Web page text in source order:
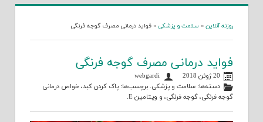
روزنه آنلاین » سلامت و پزشکی » فواید درمانی مصرف گوجه فرنگی
فواید درمانی مصرف گوجه فرنگی
20 ژوئن 2018
دسته‌ها:سلامت و پزشکی. برچسب‌ها:پاک کردن کبد،خواص درمانی
گوجه فرنگی، گوجه فرنگی، و ویتامین E .